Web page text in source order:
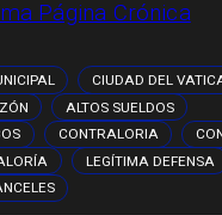
Página Crónica
CIUDAD DEL
ALTOS SUELDOS
CONTRALORIA
LEGÍTIMA DEFENSA